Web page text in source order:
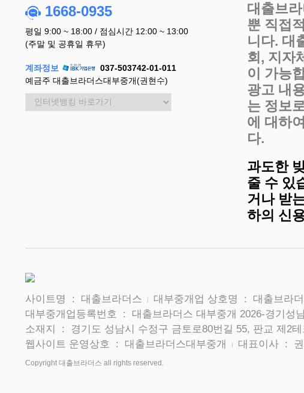
1668-0935
평일 9:00 ~ 18:00 / 점심시간 12:00 ~ 13:00
(주말 및 공휴일 휴무)
계좌정보
037-503742-01-011
예금주 대출브라더스대부중개(권현수)
대출브
뿐 직접
니다. 대
회, 지자
이 가능
광고 내
는 정보
에 대하
다.
과도한
줄 수 있
거나 받
하의 신
사이트명 : 대출브라더스 대부중개업 상호명 : 대출브라
대부중개업등록번호 : 대출브라더스 대부중개 2026-경기성
소재지 : 경기도 성남시 수정구 금토로80번길 55, 판교 제2
웹사이트 운영상호 : 대출브라더스대부중개
대표이사 :
Copyright 대출브라더스 all rights reserved.